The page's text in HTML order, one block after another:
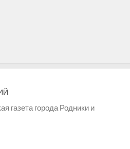
газета города Родники и